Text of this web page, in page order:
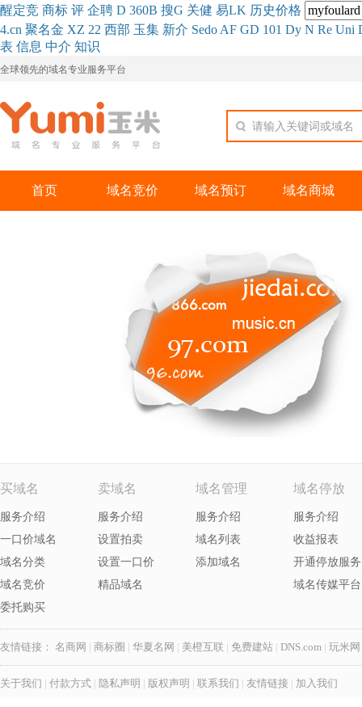
醒定竞 商标 评 企聘 D 360B 搜G 关健 易LK 历史价格
4.cn 聚名金 XZ 22 西部 玉集 新介 Sedo AF GD 101 Dy N Re Uni
表 信息 中介 知识